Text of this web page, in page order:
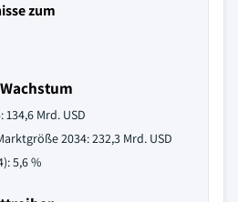
zum
Mrd. USD
2034: 232,3 Mrd. USD
5,6 %